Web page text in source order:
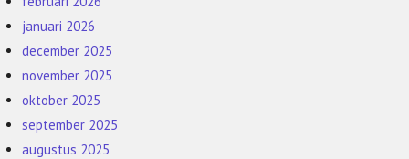
januari 2026
december 2025
november 2025
oktober 2025
september 2025
augustus 2025